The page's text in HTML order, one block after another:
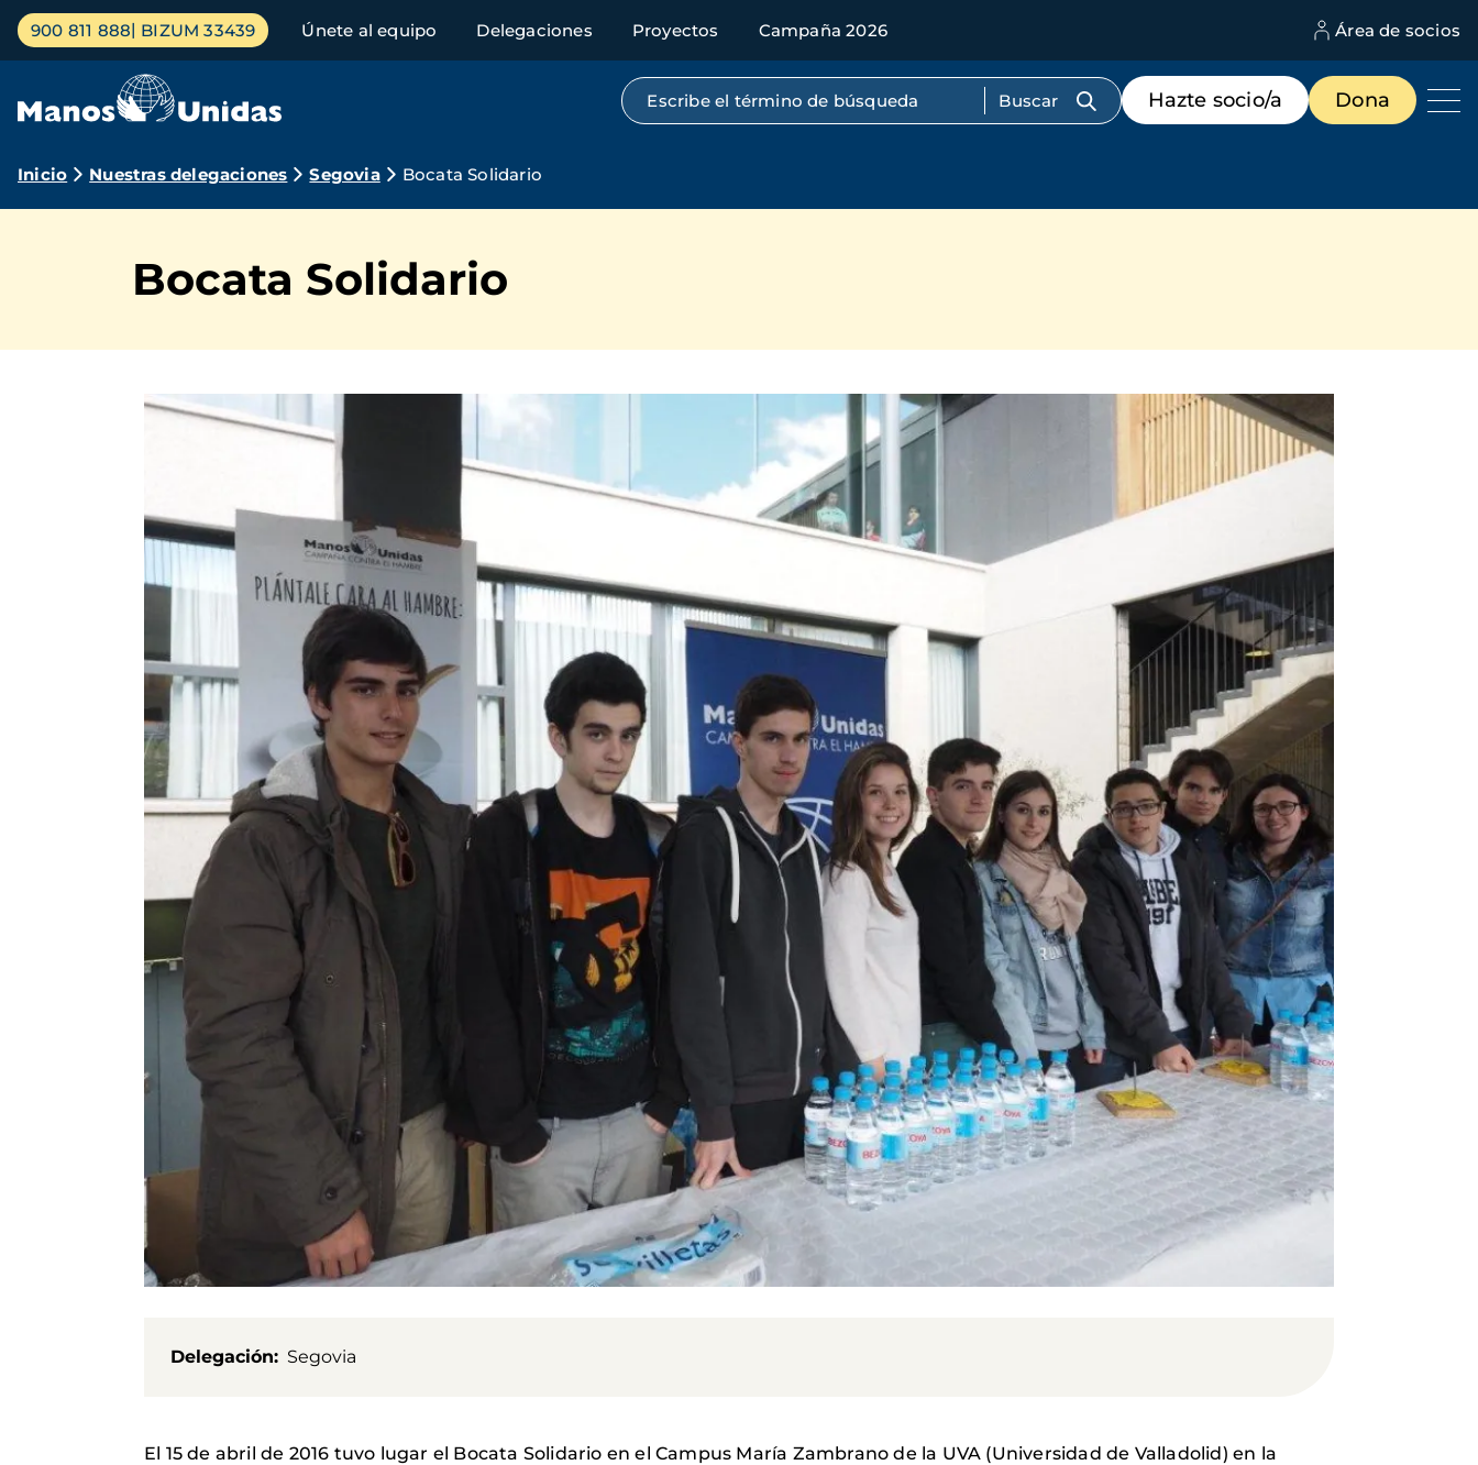
Pasar
contenido
Menú
principal
900 811 888 BIZUM 33439 Únete al equipo Delegaciones Proyectos Campaña 2026 Área de socios
Búsqueda por texto completo
Menú
de
destacados
Hazte socio/a Dona
Ruta
navegación
Inicio Nuestras delegaciones Segovia Bocata Solidario
Bocata Solidario
Delegación Segovia
El 15 de abril de 2016 tuvo lugar el Bocata Solidario en el Campus María Zambrano de la UVA (Universidad de Valladolid) en la